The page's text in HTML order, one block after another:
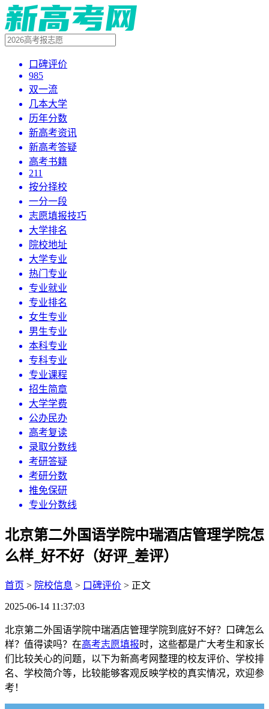
口碑评价
985
双一流
几本大学
历年分数
新高考资讯
新高考答疑
高考书籍
211
按分择校
一分一段
志愿填报技巧
大学排名
院校地址
大学专业
热门专业
专业就业
专业排名
女生专业
男生专业
本科专业
专科专业
专业课程
招生简章
大学学费
公办民办
高考复读
录取分数线
考研答疑
考研分数
推免保研
专业分数线
北京第二外国语学院中瑞酒店管理学院怎
么样_好不好（好评_差评）
首页 > 院校信息 > 口碑评价 > 正文
2025-06-14 11:37:03
北京第二外国语学院中瑞酒店管理学院到底好不好？口碑怎么
样？值得读吗？在高考志愿填报时，这些都是广大考生和家长
们比较关心的问题，以下为新高考网整理的校友评价、学校排
名、学校简介等，比较能够客观反映学校的真实情况，欢迎参
考！